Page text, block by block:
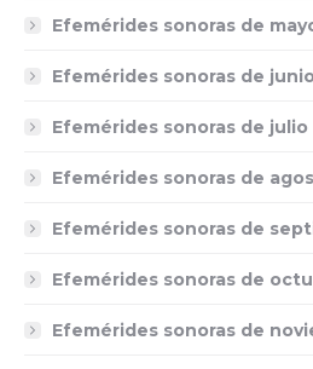
Efemérides sonoras de
Efemérides sonoras de junio
Efemérides sonoras de julio
Efemérides sonoras de
Efemérides sonoras de
Efemérides sonoras de
Efemérides sonoras de